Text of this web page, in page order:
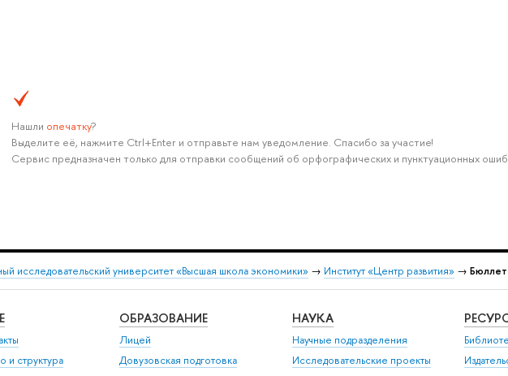
Нашли опечатку?
Выделите её, нажмите Ctrl+Enter и отправьте нам уведомление. Спасибо за участие!
Сервис предназначен только для отправки сообщений об орфографических и пунктуационных
исследовательский университет «Высшая школа экономики» → Институт «Центр развития» →
и структура
ОБРАЗОВАНИЕ
Лицей
Довузовская подготовка
НАУКА
Научные подразделения
Исследовательские проекты